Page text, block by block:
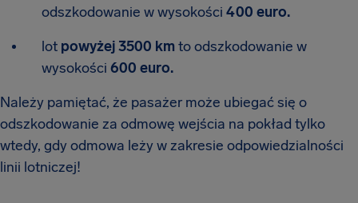
odszkodowanie w wysokości 400 euro.
lot powyżej 3500 kmto odszkodowanie w
wysokości 600 euro.
Należy pamiętać, że pasażer może ubiegać się o
odszkodowanie za odmowę wejścia na pokład tylko
wtedy, gdy odmowa leży w zakresie odpowiedzialności
linii lotniczej!